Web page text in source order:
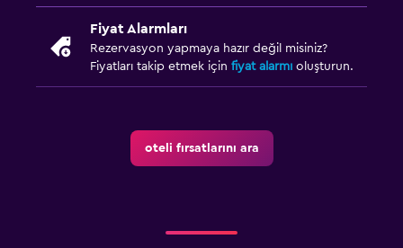
Fiyat Alarmları
Rezervasyon yapmaya hazır değil misiniz?
Fiyatları takip etmek için fiyat alarmı oluşturun.
oteli fırsatlarını ara